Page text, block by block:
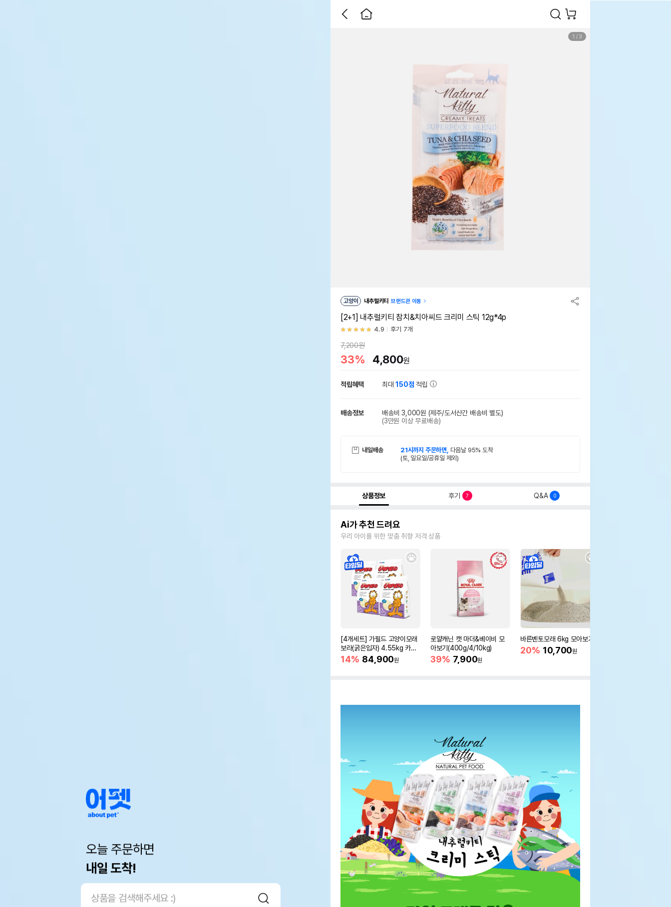
오늘 주문하면
내일 도착!
1 / 3
고양이 내추럴키티 브랜드관 이동
[2+1] 내추럴키티 참치&치아씨드 크리미 스틱 12g*4p
4.9 후기 7개
7,200원
33% 4,800원
적립혜택 최대150점 적립
배송정보 배송비 3,000원 (제주/도서산간 배송비 별도)
(3만원 이상 무료배송)
내일배송 21시까지 주문하면, 다음날 95% 도착
(토, 일요일/공휴일 제외)
상품정보 후기 7 Q&A 0
Ai가 추천 드려요
우리 아이를 위한 맞춤 취향 저격 상품
[4개세트] 가필드 고양이모래
보라(굵은입자) 4.55kg 카사
바모래
14% 84,900원
로얄캐닌 캣 마더&베이비 모
아보기(400g/4/10kg)
39% 7,900원
바른벤토모래 6kg 모아보기
20% 10,700원